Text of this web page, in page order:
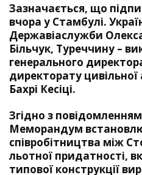
Зазначається, що
вчора у Стамбулі.
Державіаслужби
Більчук, Туреччину –
генерального
директорату цивільної
Бахрі Кесіці.
Згідно з
Меморандум
співробітництва між
льотної придатності,
типової конструкції